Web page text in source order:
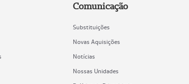
Comunicação
Substituições
Novas Aquisições
Notícias
Nossas Unidades